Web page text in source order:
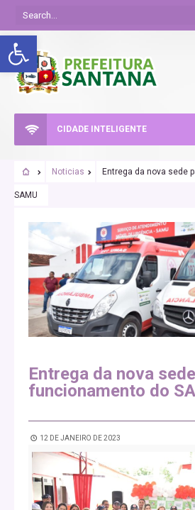
Abrir a barra de ferramentas
CIDADE INTELIGENTE
Noticias Entrega da nova sede
SAMU
Entrega da nova
funcionamento do
12 DE JANEIRO DE 2023